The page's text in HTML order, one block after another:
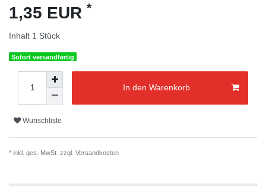
1,35 EUR *
Inhalt 1 Stück
Sofort versandfertig
In den Warenkorb
Wunschliste
* inkl. ges. MwSt. zzgl. Versandkosten